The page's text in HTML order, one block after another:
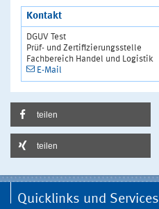
Kontakt
DGUV Test
Prüf- und Zertifizierungsstelle
Fachbereich Handel und Logistik
E-Mail
teilen
teilen
Quicklinks und Services